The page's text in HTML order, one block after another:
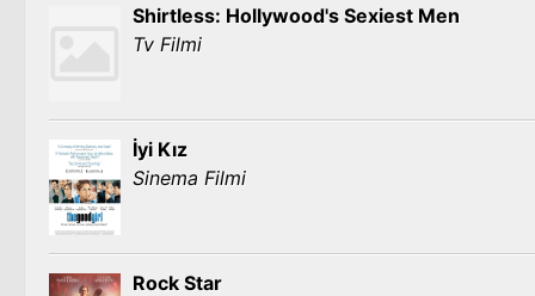
Shirtless: Hollywood's Sexiest Men
Tv Filmi
İyi Kız
Sinema Filmi
Rock Star